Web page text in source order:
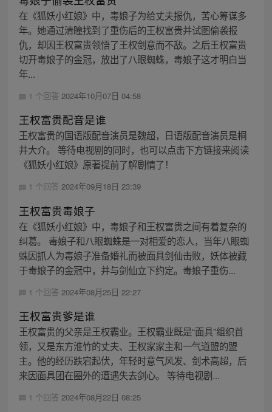
在《狐妖小红娘》中，毒娘子为给丈夫报仇，苦心筹谋多
年。她通过清瞳找到了重伤后的王权富贵并试图偷袭报
仇，却因王权富贵领悟了王权剑意而不敌。之后王权富贵
切开毒娘子的金冠，放出了八眼蜘蛛，毒娘子这才明白当
年...
1 个回答 2024年10月07日 04:58
王权富贵配音是谁
王权富贵的国语版配音演员是魏超，日语版配音演员是桐
井大介。 等待电视剧的同时，也可以点击下方链接来阅读
《狐妖小红娘》原著提前了解剧情了！
1 个回答 2024年09月18日 23:39
王权富贵毒娘子
在《狐妖小红娘》中，毒娘子和王权富贵之间有着复杂的
纠葛。 毒娘子和八眼蜘蛛是一对相爱的恋人，当年八眼蜘
蛛因抓人为毒娘子准备婚礼而被面具剑仙击败，妖体被藏
于毒娘子的金冠中，并与剑仙立下约定。毒娘子重伤...
1 个回答 2024年08月25日 22:27
王权富贵爹是谁
王权富贵的父亲是王权霸业。王权霸业既是“面具”组织首
领，又是东方淮竹的丈夫、王权家家主和一气道盟的盟
主。他的经历跌宕起伏，年轻时意气风发、剑术高超，后
来因面具团在圈外的遭遇失去剑心。 等待电视剧...
1 个回答 2024年08月22日 08:25